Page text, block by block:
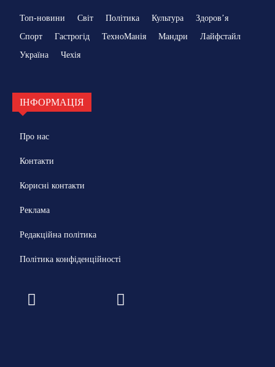
Топ-новини Світ Політика Культура
Здоровʼя
Спорт
Гастрогід ТехноМанія Мандри
Лайфстайл
Україна
Чехія
ІНФОРМАЦІЯ
Про нас
Контакти
Корисні контакти
Реклама
Редакційна політика
Політика конфіденційності